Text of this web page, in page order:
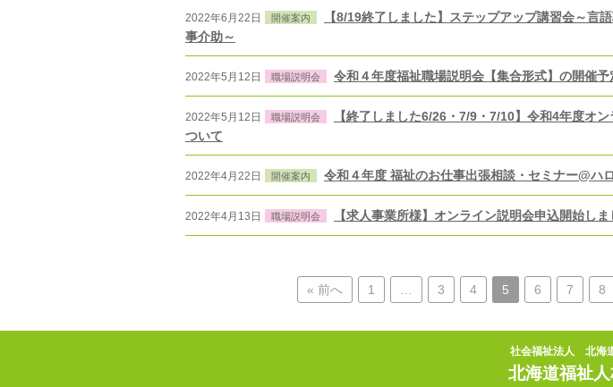
2022年6月22日 開催案内
【8/19終了しました】ステップアップ講習会～言
事介助～
2022年5月12日 職場説明会 令和４年度福祉職場説明会【集合形式】の開催予
2022年5月12日 職場説明会
【終了しました6/26・7/9・7/10】令和4年度オ
ついて
2022年4月22日 開催案内 令和４年度 福祉のお仕事出張相談・セミナー@ハ
2022年4月13日 職場説明会 【求人事業所様】オンライン説明会申込開始しま
« 前へ 1 3 4 5 6 7 8
社会福祉法人 北海
北海道福祉